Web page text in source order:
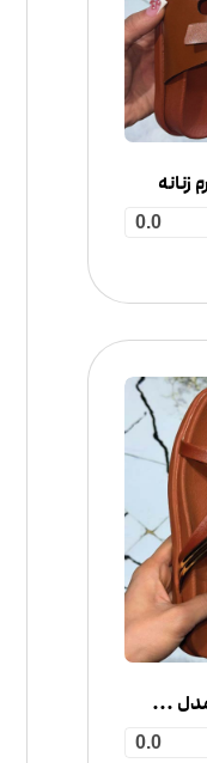
0.0
اسلیپر ساحلی انگشتی مدل گُلدِن
0.0